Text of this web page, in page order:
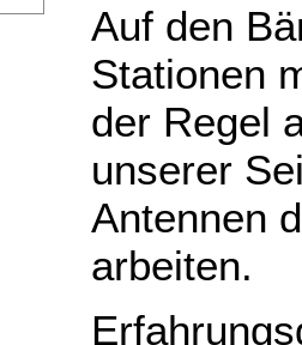
Auf den
Stationen
der Regel
unserer
Antennen
arbeiten.